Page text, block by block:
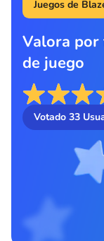
Juegos de
Valora por
de juego
Votado 33